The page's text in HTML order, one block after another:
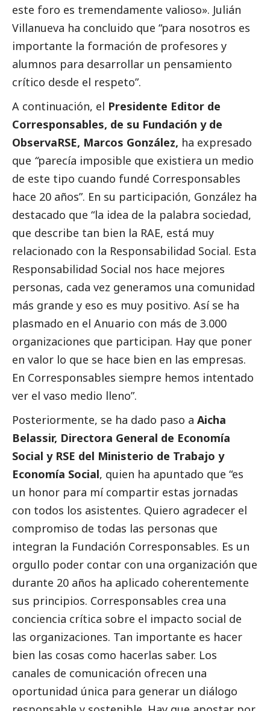
este foro es tremendamente valioso». Julián
Villanueva ha concluido que “para nosotros es
importante la formación de profesores y
alumnos para desarrollar un pensamiento
crítico desde el respeto”.
A continuación, el Presidente Editor de
Corresponsables, de su Fundación y de
ObservaRSE, Marcos González, ha expresado
que “parecía imposible que existiera un medio
de este tipo cuando fundé Corresponsables
hace 20 años”. En su participación, González ha
destacado que “la idea de la palabra sociedad,
que describe tan bien la RAE, está muy
relacionado con la Responsabilidad Social. Esta
Responsabilidad Social nos hace mejores
personas, cada vez generamos una comunidad
más grande y eso es muy positivo. Así se ha
plasmado en el Anuario con más de 3.000
organizaciones que participan. Hay que poner
en valor lo que se hace bien en las empresas.
En Corresponsables siempre hemos intentado
ver el vaso medio lleno”.
Posteriormente, se ha dado paso a Aicha
Belassir, Directora General de Economía
Social y RSE del Ministerio de Trabajo y
Economía Social, quien ha apuntado que “es
un honor para mí compartir estas jornadas
con todos los asistentes. Quiero agradecer el
compromiso de todas las personas que
integran la Fundación Corresponsables. Es un
orgullo poder contar con una organización que
durante 20 años ha aplicado coherentemente
sus principios. Corresponsables crea una
conciencia crítica sobre el impacto social de
las organizaciones. Tan importante es hacer
bien las cosas como hacerlas saber. Los
canales de comunicación ofrecen una
oportunidad única para generar un diálogo